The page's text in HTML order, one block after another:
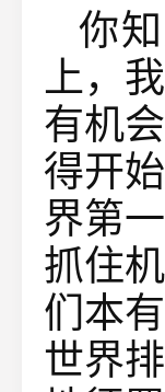
你
上，
有机
得开
界第
抓住
们本
世界